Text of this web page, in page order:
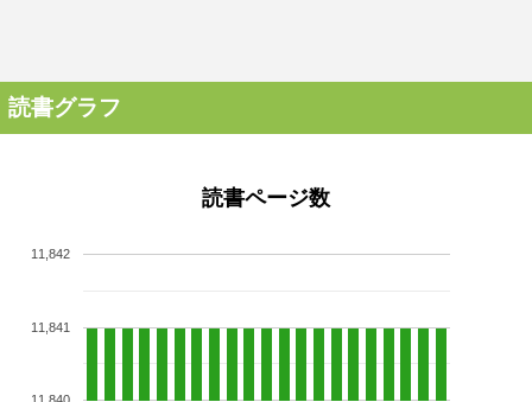
読書グラフ
読書ページ数
11,841
11,842